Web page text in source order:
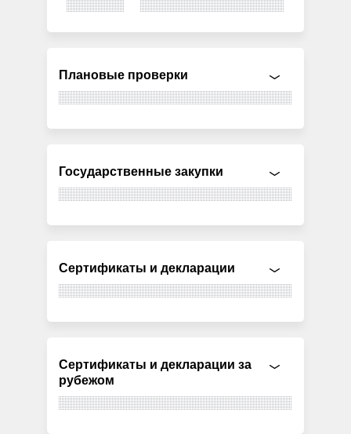
Плановые проверки
Государственные закупки
Сертификаты и декларации
Сертификаты и декларации за
рубежом